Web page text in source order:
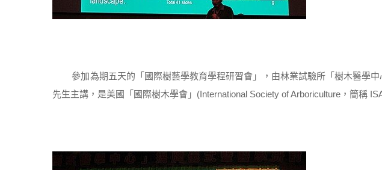
參加為期五天的「國際樹藝學教育學程研習會」，由林業試驗所「樹木醫學中
先生主講，是美國「國際樹木學會」(International Society of Arboriculture，簡稱